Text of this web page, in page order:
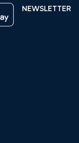
NEWSLETTER